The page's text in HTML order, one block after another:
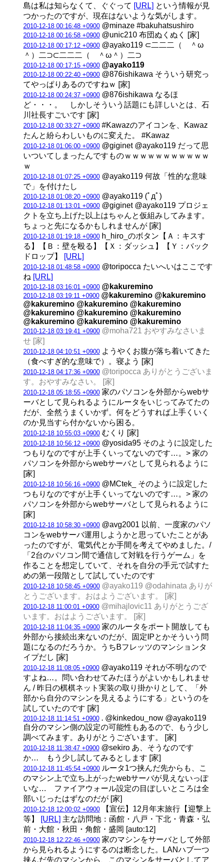
島は私は知らなくて、ぐぐって [URL] という情報が見
つかったのですが、現在はないような気がします。
2010-12-18 00:16:48 +0900 @minaze #bakuhatsushiro
2010-12-18 00:16:58 +0900 @unic210 布団ぬくぬく [家]
2010-12-18 00:17:12 +0900 @ayako119 ⊂二二二（ ＾ω
＾）二⊃⊂二二二（ ＾ω＾）二⊃
2010-12-18 00:17:15 +0900 @ayako119
2010-12-18 00:22:40 +0900 @876ishikawa そういう研究っ
てやっぱりあるのですねｗ [家]
2010-12-18 00:24:37 +0900 @876ishikawa なるほ
ど・・・。 しかしそういう話題にも詳しいとは、石
川社長すごいです [家]
2010-12-18 00:33:27 +0900 #Kawazのアイコンを、Kawaz
たんと紛らわしいものに変えた。 #Kawaz
2010-12-18 01:06:00 +0900 @giginet @ayako119 だって思
いついてしまったんですものｗｗｗｗｗｗｗｗｗｗｗ
ｗ
2010-12-18 01:07:25 +0900 @ayako119 何故「性的な意味
で」を付けたし
2010-12-18 01:08:20 +0900 @ayako119 (ﾟдﾟ)
2010-12-18 01:13:01 +0900 @giginet @ayako119 プロジェ
クトを立ち上げた以上はちゃんと仮組みしてみます。
ちょっと先になるかもしれませんが [家]
2010-12-18 01:19:18 +0900 h_hiro_のボタン【Ａ：キスす
る】【Ｂ：壁を殴る】【Ｘ：ダッシュ】【Ｙ：バック
ドロップ】
[URL]
2010-12-18 01:48:58 +0900 @toripocca たいへいはここです
ね [URL]
2010-12-18 03:16:01 +0900 @kakuremino
2010-12-18 03:19:11 +0900 @kakuremino @kakuremino
@kakuremino @kakuremino @kakuremino
@kakuremino @kakuremino @kakuremino
@kakuremino @kakuremino @kakuremino
2010-12-18 03:19:41 +0900 @moha721 おやすみなさいま
せ [家]
2010-12-18 04:10:51 +0900 ようやくお腹が落ち着いてきた
（食べすぎ的な意味で）。寝よう [家]
2010-12-18 04:17:36 +0900 @toripocca ありがとうございま
す。おやすみなさい。 [家]
2010-12-18 05:18:55 +0900 家のパソコンを外部からwebサ
ーバとして見られるようにルータをいじってみてたの
だが、全然うまくいかず。何をどうすれば上手くいく
のか見当すら付かないから困る。
2010-12-18 10:55:03 +0900 むくり [家]
2010-12-18 10:56:12 +0900 @yosida95 そのように設定した
つもりなのですが上手くいってないのです…。> 家の
パソコンを外部からwebサーバとして見られるように
[家]
2010-12-18 10:56:16 +0900 @MCtek_ そのように設定した
つもりなのですが上手くいってないのです…。> 家の
パソコンを外部からwebサーバとして見られるように
[家]
2010-12-18 10:58:30 +0900 @avg2001 以前、一度家のパソ
コンをwebサーバ運用しようかと思っていたことがあ
ったのですが、電気代とか手間を考えてやめました。/
「2台のパソコン間で通信して対戦を行うゲーム」を
作ることを想定していて、それを自分の手元で試すた
めの第一段階として試していたのです
2010-12-18 10:58:45 +0900 @ayako119 @odahinata ありが
とうございます。おはようございます。 [家]
2010-12-18 11:00:01 +0900 @mihajlovic11 ありがとうござ
います。おはようございます。 [家]
2010-12-18 11:04:35 +0900 家のルータをポート開放しても
外部から接続出来ないのだが、固定IPとかそういう問
題になるのだろうか。うちBフレッツのマンションタ
イプだし [家]
2010-12-18 11:08:05 +0900 @ayako119 それが不明なので
すよね…。問い合わせてみたほうがよいかもしれませ
ん / 昨日の棋棋ネット実装の取り掛かりとして、「外
部から自分のマシンを見えるようにする」というのを
試していたのです [家]
2010-12-18 11:14:51 +0900 . @kinkedou_now @ayako119
自分のマシン側の設定の可能性もあるので、もう少し
調べてみます。ありがとうございます。 [家]
2010-12-18 11:38:47 +0900 @sekiro あ、そうなのです
か… もう少し試してみるとします [家]
2010-12-18 11:45:54 +0900 ルータ1つ挟んだ先からも、こ
のマシン上で立ち上がったwebサーバが見えないっぽ
いな… ファイアウォール設定の目ぼしいところは全
部いじったはずなのだが [家]
2010-12-18 12:00:02 +0900 【宣伝】12月年末旅行【迎撃上
等】
[URL] 主な訪問地：函館・八戸・下北・青森・弘
前・大館・秋田・角館・盛岡 [auto:12]
2010-12-18 12:22:46 +0900 家のマシンをサーバとして外部
から見られるようにするのは断念した。LANハブ一つ
挟んだ先のマシンから、このマシンをサーバとしてア